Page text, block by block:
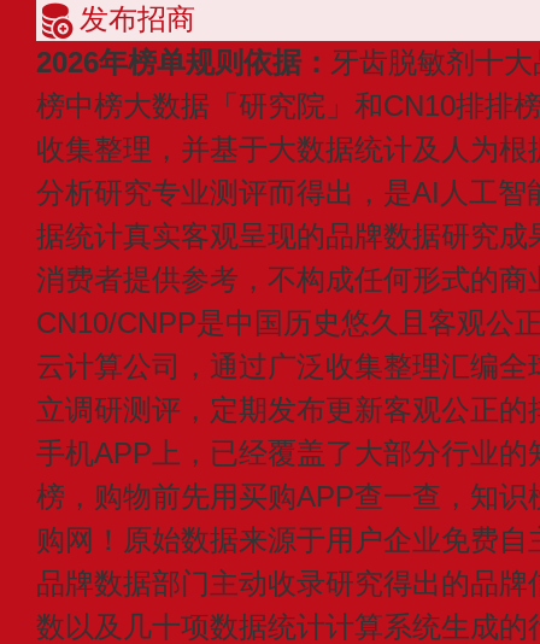
发布招商
2026年榜单规则依据： 牙齿脱敏剂十
榜中榜大数据「研究院」和CN10排排
收集整理，并基于大数据统计及人为
分析研究专业测评而得出，是AI人工智
据统计真实客观呈现的品牌数据研究
消费者提供参考，不构成任何形式的商
CN10/CNPP是中国历史悠久且客观公
云计算公司，通过广泛收集整理汇编
立调研测评，定期发布更新客观公正
手机APP上，已经覆盖了大部分行业
榜，购物前先用买购APP查一查，知
购网！原始数据来源于用户企业免费
品牌数据部门主动收录研究得出的品
数以及几十项数据统计计算系统生成